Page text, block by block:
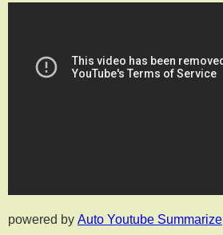
powered by Auto Youtube Summarize